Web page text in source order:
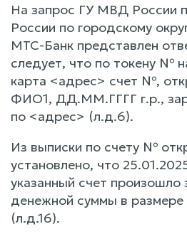
На запрос ГУ МВД
России по городскому
МТС-Банк представлен
следует, что по токену №
карта <адрес> счет №,
ФИО1, ДД.ММ.ГГГГ г.р.,
по <адрес> (л.д.6).
Из выписки по счету №
установлено, что
указанный счет произошло
денежной суммы в
(л.д.16).